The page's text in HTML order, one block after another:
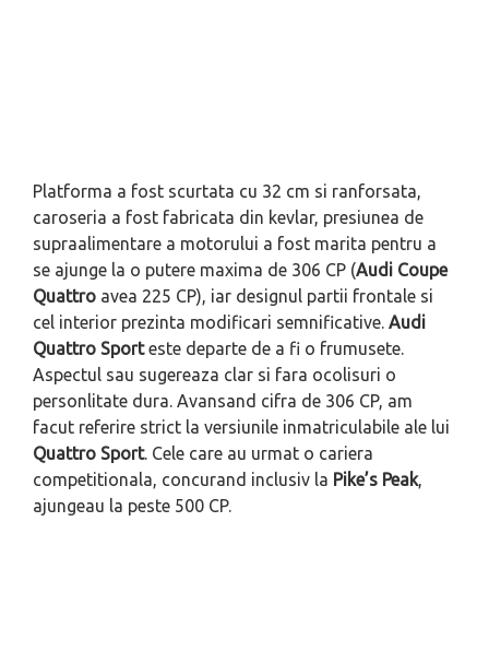
Platforma a fost scurtata cu 32 cm si ranforsata,
caroseria a fost fabricata din kevlar, presiunea de
supraalimentare a motorului a fost marita pentru a
se ajunge la o putere maxima de 306 CP (Audi Coupe
Quattro avea 225 CP), iar designul partii frontale si
cel interior prezinta modificari semnificative. Audi
Quattro Sporteste departe de a fi o frumusete.
Aspectul sau sugereaza clar si fara ocolisuri o
personlitate dura. Avansand cifra de 306 CP, am
facut referire strict la versiunile inmatriculabile ale lui
Quattro Sport. Cele care au urmat o cariera
competitionala, concurand inclusiv la Pike’s Peak,
ajungeau la peste 500 CP.